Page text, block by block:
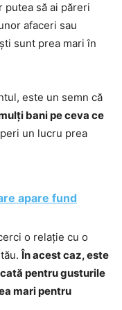
putea să ai păreri
afaceri sau
sunt prea mari în
este un semn că
bani pe ceva ce
un lucru prea
apare fund
o relație cu o
tău.În acest caz, este
pentru gusturile
mari pentru